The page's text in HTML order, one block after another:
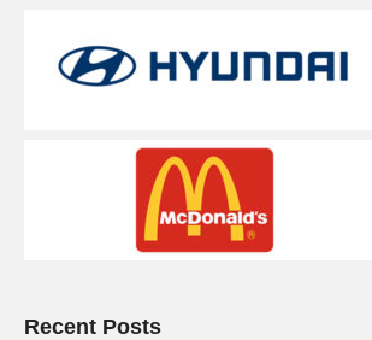
Recent Posts